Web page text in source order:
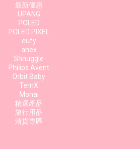
最新優惠
UPANG
POLED
POLED PIXEL
eufy
anex
Shnuggle
Philips Avent
Orbit Baby
TernX
Monai
精選產品
旅行用品
清貨專區